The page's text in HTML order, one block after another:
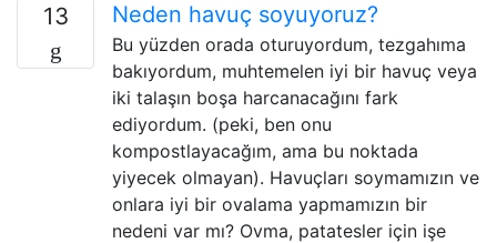
13 Neden havuç soyuyoruz?
Bu yüzden orada oturuyordum, tezgahıma
bakıyordum, muhtemelen iyi bir havuç veya
iki talaşın boşa harcanacağını fark
ediyordum. (peki, ben onu
kompostlayacağım, ama bu noktada
yiyecek olmayan). Havuçları soymamızın ve
onlara iyi bir ovalama yapmamızın bir
nedeni var mı? Ovma, patatesler için işe